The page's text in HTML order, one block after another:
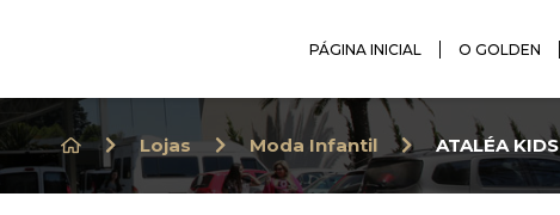
PÁGINA INICIAL O GOLDEN
Lojas Moda Infantil ATALÉA KIDS